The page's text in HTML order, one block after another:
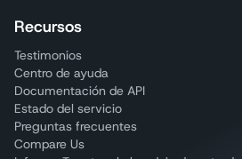
Recursos
Testimonios
Centro de ayuda
Documentación de API
Estado del servicio
Preguntas frecuentes
Compare Us